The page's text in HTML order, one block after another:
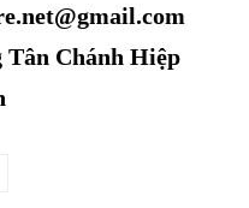
Tân Chánh Hiệp